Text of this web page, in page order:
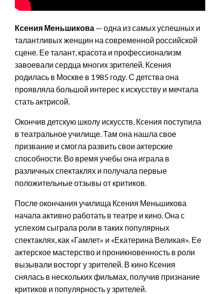
Ксения Меньшикова — одна из самых успешных и
талантливых женщин на современной российской
сцене. Ее талант, красота и профессионализм
завоевали сердца многих зрителей. Ксения
родилась в Москве в 1985 году. С детства она
проявляла большой интерес к искусству и мечтала
стать актрисой.
Окончив детскую школу искусств, Ксения поступила
в театральное училище. Там она нашла свое
призвание и смогла развить свои актерские
способности. Во время учебы она играла в
различных спектаклях и получала первые
положительные отзывы от критиков.
После окончания училища Ксения Меньшикова
начала активно работать в театре и кино. Она с
успехом сыграла роли в таких популярных
спектаклях, как «Гамлет» и «Екатерина Великая». Ее
актерское мастерство и проникновенность в роли
вызывали восторг у зрителей. В кино Ксения
снялась в нескольких фильмах, получив признание
критиков и популярность у зрителей.